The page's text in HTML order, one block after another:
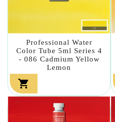
Professional Water
Color Tube 5ml Series 4
- 086 Cadmium Yellow
Lemon
